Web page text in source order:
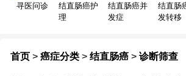
寻医问诊
结直肠癌护
理
结直肠癌并
发症
结直肠
发转移
首页 > 癌症分类 > 结直肠癌 > 诊断筛查